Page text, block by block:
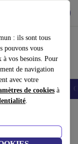
: ils sont tous
pouvons vous
vos besoins. Pour
de navigation
avec votre
de cookies à
.
Accessoires